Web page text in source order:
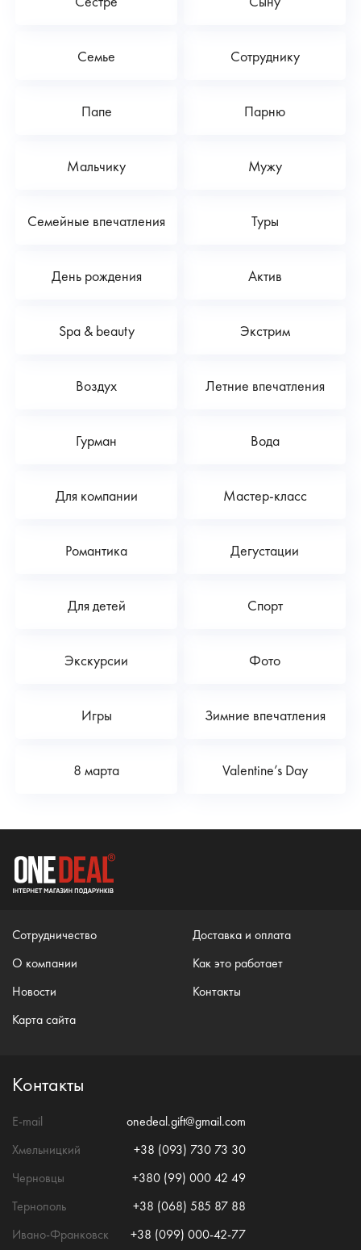
Семье Сотруднику
Папе Парню
Мальчику Мужу
Семейные впечатления Туры
День рождения Актив
Spa & beauty Экстрим
Воздух Летние впечатления
Гурман Вода
Для компании Мастер-класс
Романтика Дегустации
Для детей Спорт
Экскурсии Фото
Игры Зимние впечатления
8 марта Valentine’s Day
Сотрудничество
О компании
Новости
Карта сайта
Доставка и оплата
Как это работает
Контакты
Контакты
E-mail
onedeal.gift@gmail.com
Хмельницкий
+38 (093) 730 73 30
Черновцы
+380 (99) 000 42 49
Тернополь
+38 (068) 585 87 88
Ивано-Франковск
+38 (099) 000-42-77